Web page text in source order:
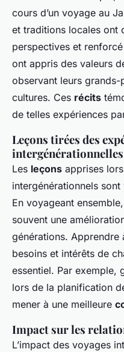
cours d’un voyage au
et traditions locales ont
perspectives et
ont appris des valeurs
observant leurs grands-
cultures. Ces récits
de telles expériences
Leçons tirées des
intergénérationnelles
Les leçons apprises
intergénérationnels
En voyageant
souvent une
générations. Apprendre
besoins et intérêts de
essentiel. Par exemple,
lors de la planification
mener à une meilleure
Impact sur les
L’impact des voyages